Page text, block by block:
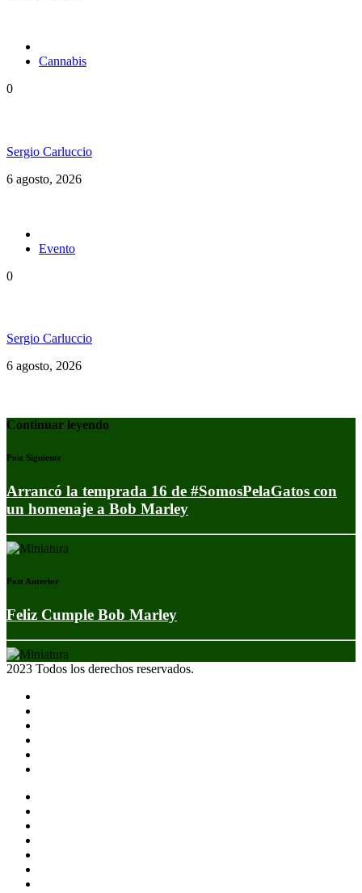
Cannabis
0
Sergio Carluccio
6 agosto, 2026
Evento
0
Sergio Carluccio
6 agosto, 2026
Continuar leyendo
Post Siguiente
Arrancó la temprada 16 de #SomosPelaGatos con
un homenaje a Bob Marley
Post Anterior
Feliz Cumple Bob Marley
2023 Todos los derechos reservados.